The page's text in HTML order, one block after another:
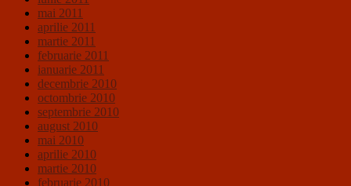
mai 2011
aprilie 2011
martie 2011
februarie 2011
ianuarie 2011
decembrie 2010
octombrie 2010
septembrie 2010
august 2010
mai 2010
aprilie 2010
martie 2010
februarie 2010